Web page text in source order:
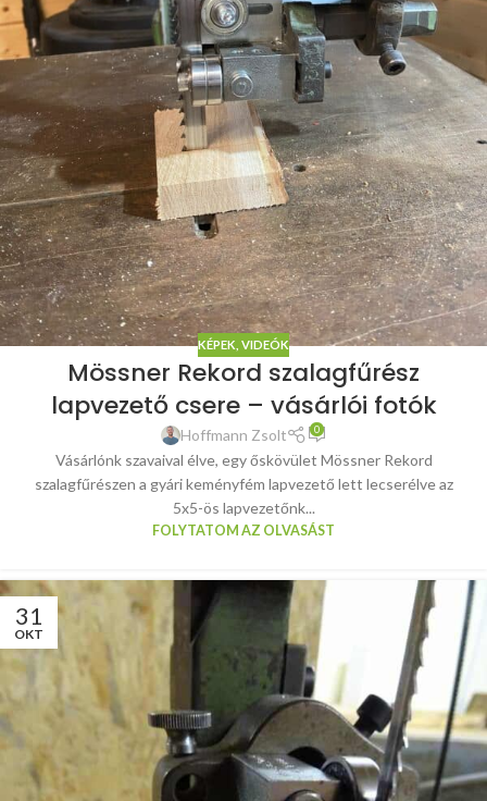
KÉPEK, VIDEÓK
Mössner Rekord szalagfűrész
lapvezető csere – vásárlói fotók
Hoffmann Zsolt 0
Vásárlónk szavaival élve, egy őskövület Mössner Rekord
szalagfűrészen a gyári keményfém lapvezető lett lecserélve az
5x5-ös lapvezetőnk...
FOLYTATOM AZ OLVASÁST
31
OKT